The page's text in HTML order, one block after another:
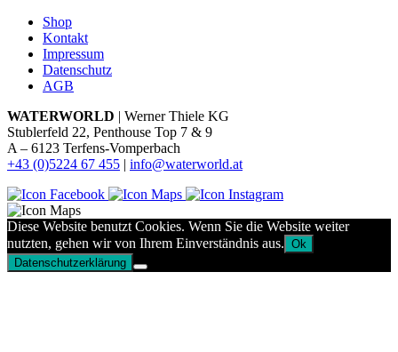
Shop
Kontakt
Impressum
Datenschutz
AGB
WATERWORLD | Werner Thiele KG
Stublerfeld 22, Penthouse Top 7 & 9
A – 6123 Terfens-Vomperbach
+43 (0)5224 67 455 | info@waterworld.at
Diese Website benutzt Cookies. Wenn Sie die Website weiter
nutzten, gehen wir von Ihrem Einverständnis aus. Ok
Datenschutzerklärung